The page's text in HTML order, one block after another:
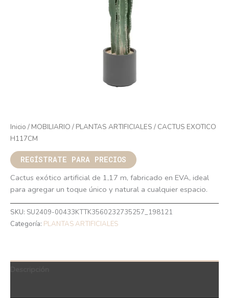
Inicio / MOBILIARIO / PLANTAS ARTIFICIALES / CACTUS EXOTICO
H117CM
REGÍSTRATE PARA PRECIOS
Cactus exótico artificial de 1,17 m, fabricado en EVA, ideal
para agregar un toque único y natural a cualquier espacio.
SKU: SU2409-00433KTTK3560232735257_198121
Categoría: PLANTAS ARTIFICIALES